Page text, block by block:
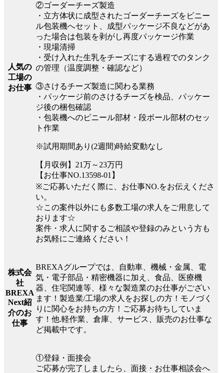
人気の
工場の
お仕事
②ゴーダーチーズ製造
・立方体状に成型されたゴーダーチーズをビニー
ル包装機へセット、成型パッケージ不良などがあ
った場合は包装を剥がし再度パッケージ作業
・現場清掃
・受け入れた生乳をチーズにする過程でのタンク
の管理（温度調整・確認など）
③さけるチーズ製造に関わる業務
・パッケージ前のさけるチーズを検品、パッケー
ジ後の梱包確認
・包装機へのビニール部材・段ボール部材のセッ
ト作業
※試用期間あり(2週間)時給変動なし
【月収例】21万～23万円
【お仕事NO.13598-01】
※ご応募いただく際に、お仕事NO.をお伝えくださ
い。
☆この案件以外にも多数工場の求人をご用意して
おります☆
案件・求人に関するご相談や登録のみという方も
お気軽にご連絡ください！
株式会
社
BREXA
Next紹
介のお
仕事
BREXAグループでは、自動車、機械・金属、電
気・電子部品・精密機器に加え、食品、医療機
器、住宅関連等、様々な製造業のお仕事がござい
ます！製造業/工場の求人をお探しの方！モノづく
りに関心をお持ちの方！ご応募お待ちしていま
す！他.軽作業、倉庫、サービス、販売のお仕事な
ど掲載中です。
①登録・面接会
ご応募が完了しましたら、面接・お仕事相談会へ